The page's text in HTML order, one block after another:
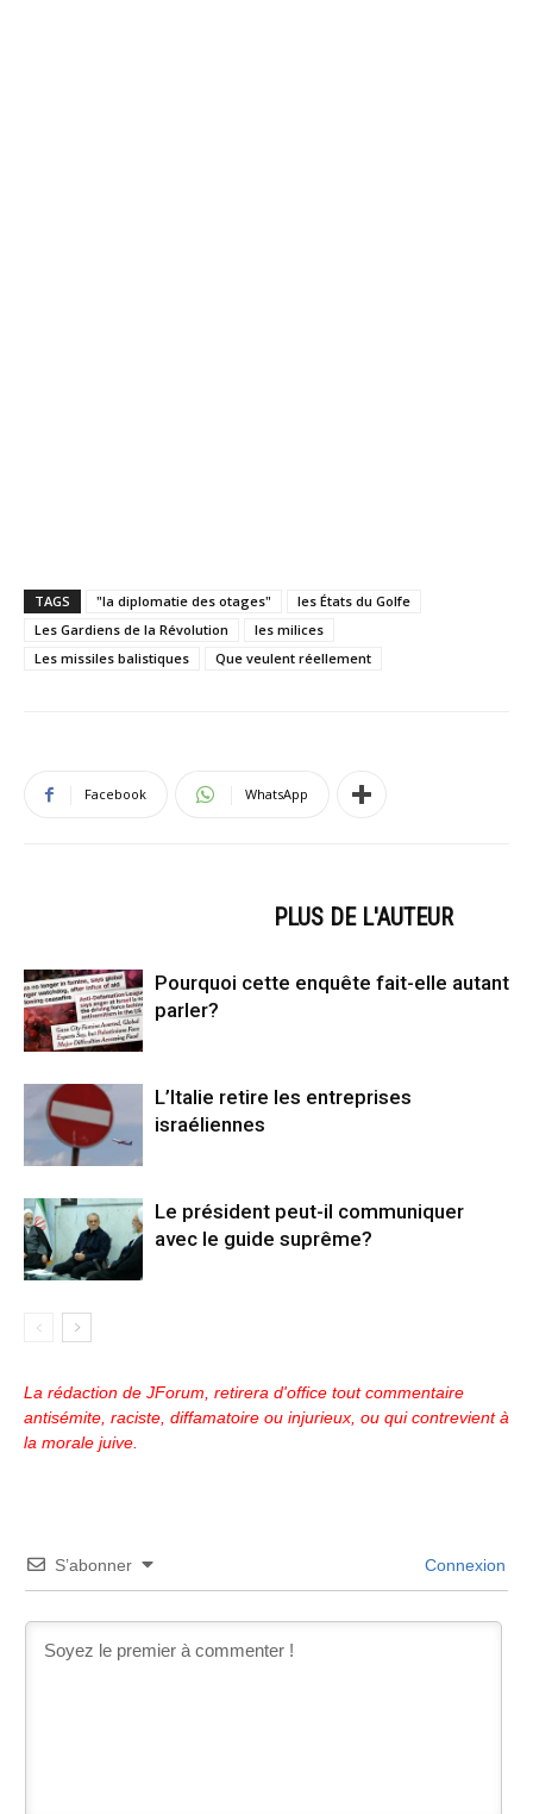
TAGS "la diplomatie des otages"
les États du Golfe
Les Gardiens de la Révolution
les milices
Les missiles balistiques
Que veulent réellement
Facebook WhatsApp
PLUS DE L'AUTEUR
Pourquoi cette enquête fait-elle autant
parler?
L’Italie retire les entreprises
israéliennes
Le président peut-il communiquer
avec le guide suprême?
La rédaction de JForum, retirera d'office tout commentaire
antisémite, raciste, diffamatoire ou injurieux, ou qui contrevient à
la morale juive.
S’abonner Connexion